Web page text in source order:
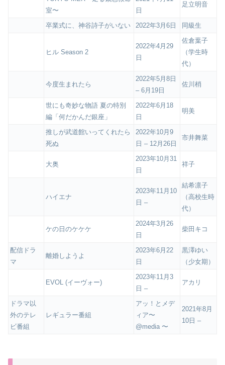
室〜
日
足立明音
卒業式に、神谷詩子がいない 2022年3月6日 同級生
ヒル Season 2
2022年4月29
日
佐倉葉子
（学生時
代）
今度生まれたら
2022年5月8日
– 6月19日
佐川梢
世にも奇妙な物語 夏の特別
編「何だかんだ銀座」
2022年6月18
日
明美
推しが武道館いってくれたら
死ぬ
2022年10月9
日 – 12月26日
市井舞菜
大奥
2023年10月31
日
祥子
ハイエナ
2023年11月10
日 –
結希凛子
（高校生時
代）
ケの日のケケケ
2024年3月26
日
柴田キコ
配信ドラ
マ
離婚しようよ
2023年6月22
日
黒澤ゆい
（少女期）
EVOL (イーヴォー)
2023年11月3
日 –
アカリ
ドラマ以
外のテレ
ビ番組
レギュラー番組
アッ！とメデ
ィア〜
@media 〜
2021年8月
10日 –